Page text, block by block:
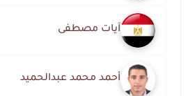
آيات مصطفى
أحمد محمد عبدالحميد